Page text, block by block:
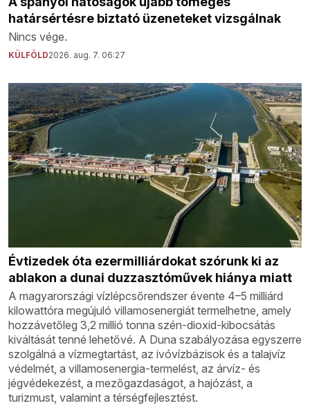
határsértésre biztató üzeneteket vizsgálnak
Nincs vége.
KÜLFÖLD2026. aug. 7. 06:27
Évtizedek óta ezermilliárdokat szórunk ki az
ablakon a dunai duzzasztóművek hiánya miatt
A magyarországi vízlépcsőrendszer évente 4–5 milliárd
kilowattóra megújuló villamosenergiát termelhetne, amely
hozzávetőleg 3,2 millió tonna szén-dioxid-kibocsátás
kiváltását tenné lehetővé. A Duna szabályozása egyszerre
szolgálná a vízmegtartást, az ivóvízbázisok és a talajvíz
védelmét, a villamosenergia-termelést, az árvíz- és
jégvédekezést, a mezőgazdaságot, a hajózást, a
turizmust, valamint a térségfejlesztést.